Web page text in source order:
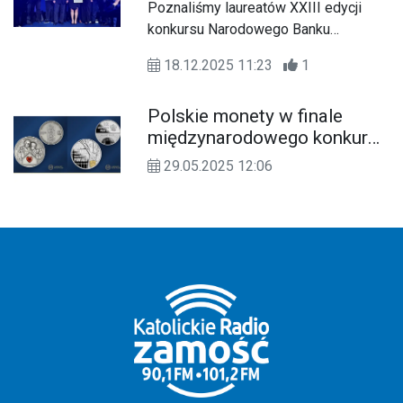
Poznaliśmy laureatów XXIII edycji
konkursu Narodowego Banku
ekonomicznych. Tytuł „Redakcja 2025
rozgłośnia Katolickiego Radia
Zamość.
18.12.2025 11:23 1
Polskie monety w finale
międzynarodowego konkursu
Coin of the Year 2025
29.05.2025 12:06